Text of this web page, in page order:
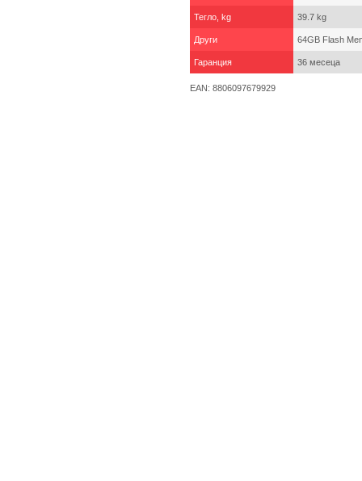
Тегло, kg 39.7 kg
Други 64GB Flash
Гаранция 36 месеца
EAN: 8806097679929